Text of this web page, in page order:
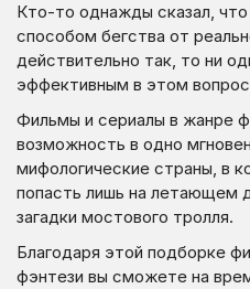
Кто-то однажды сказал,
способом бегства от
действительно так, то ни
эффективным в этом
Фильмы и сериалы в жанре
возможность в одно
мифологические страны, в
попасть лишь на летающем
загадки мостового тролля.
Благодаря этой подборке
фэнтези вы сможете на